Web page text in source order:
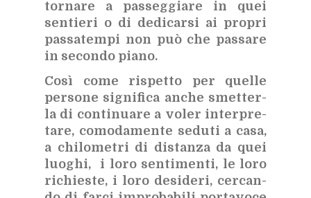
tor­na­re a pas­seg­gia­re in quei
sen­tie­ri o di de­di­car­si ai pro­pri
pas­sa­tem­pi non può che pas­sa­re
in se­con­do pia­no.
Così come ri­spet­to per quel­le
per­so­ne si­gni­fi­ca an­che smet­ter­
la di con­ti­nua­re a vo­ler in­ter­pre­
ta­re, co­mo­da­men­te se­du­ti a casa,
a chi­lo­me­tri di di­stan­za da quei
luo­ghi, i loro sen­ti­men­ti, le loro
ri­chie­ste, i loro de­si­de­ri, cer­can­